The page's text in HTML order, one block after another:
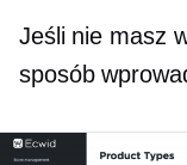
Jeśli nie masz
sposób